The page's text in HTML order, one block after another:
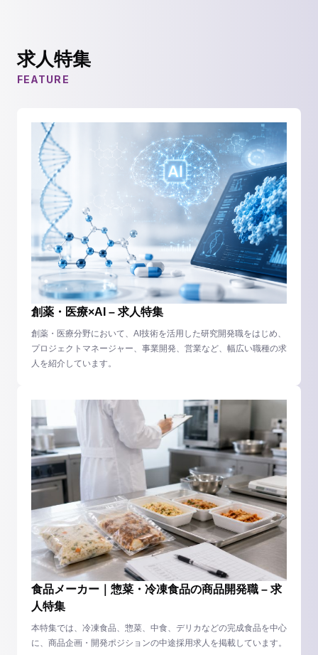
求人特集
FEATURE
創薬・医療×AI – 求人特集
創薬・医療分野において、AI技術を活用した研究開発職をはじめ、
プロジェクトマネージャー、事業開発、営業など、幅広い職種の求
人を紹介しています。
食品メーカー｜惣菜・冷凍食品の商品開発職 – 求
人特集
本特集では、冷凍食品、惣菜、中食、デリカなどの完成食品を中心
に、商品企画・開発ポジションの中途採用求人を掲載しています。